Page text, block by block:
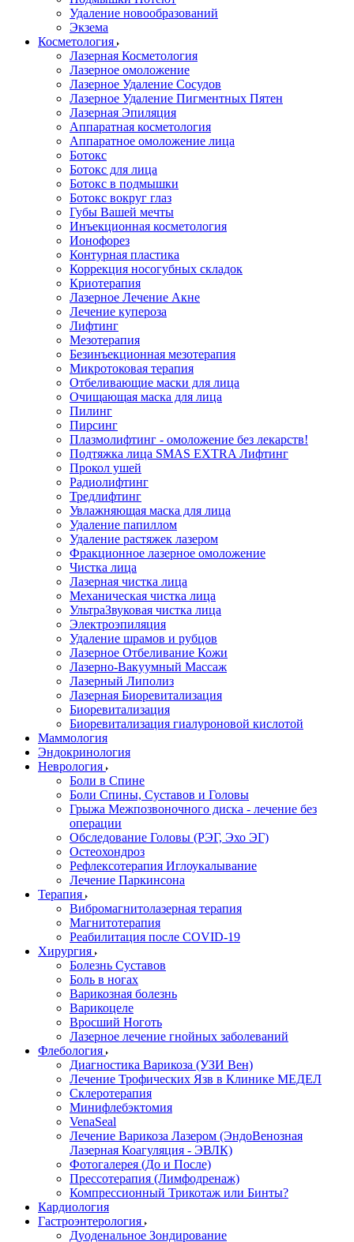
Удаление новообразований
Экзема
Косметология
Лазерная Косметология
Лазерное омоложение
Лазерное Удаление Сосудов
Лазерное Удаление Пигментных Пятен
Лазерная Эпиляция
Аппаратная косметология
Аппаратное омоложение лица
Ботокс
Ботокс для лица
Ботокс в подмышки
Ботокс вокруг глаз
Губы Вашей мечты
Инъекционная косметология
Ионофорез
Контурная пластика
Коррекция носогубных складок
Криотерапия
Лазерное Лечение Акне
Лечение купероза
Лифтинг
Мезотерапия
Безинъекционная мезотерапия
Микротоковая терапия
Отбеливающие маски для лица
Очищающая маска для лица
Пилинг
Пирсинг
Плазмолифтинг - омоложение без лекарств!
Подтяжка лица SMAS EXTRA Лифтинг
Прокол ушей
Радиолифтинг
Тредлифтинг
Увлажняющая маска для лица
Удаление папиллом
Удаление растяжек лазером
Фракционное лазерное омоложение
Чистка лица
Лазерная чистка лица
Механическая чистка лица
УльтраЗвуковая чистка лица
Электроэпиляция
Удаление шрамов и рубцов
Лазерное Отбеливание Кожи
Лазерно-Вакуумный Массаж
Лазерный Липолиз
Лазерная Биоревитализация
Биоревитализация
Биоревитализация гиалуроновой кислотой
Маммология
Эндокринология
Неврология
Боли в Cпине
Боли Спины, Суставов и Головы
Грыжа Межпозвоночного диска - лечение без
операции
Обследование Головы (РЭГ, Эхо ЭГ)
Остеохондроз
Рефлексотерапия Иглоукалывание
Лечение Паркинсона
Терапия
Вибромагнитолазерная терапия
Магнитотерапия
Реабилитация после COVID-19
Хирургия
Болезнь Суставов
Боль в ногах
Варикозная болезнь
Варикоцеле
Вросший Ноготь
Лазерное лечение гнойных заболеваний
Флебология
Диагностика Варикоза (УЗИ Вен)
Лечение Трофических Язв в Клинике МЕДЕЛ
Склеротерапия
Минифлебэктомия
VenaSeal
Лечение Варикоза Лазером (ЭндоВенозная
Лазерная Коагуляция - ЭВЛК)
Фотогалерея (До и После)
Прессотерапия (Лимфодренаж)
Компрессионный Трикотаж или Бинты?
Кардиология
Гастроэнтерология
Дуоденальное Зондирование